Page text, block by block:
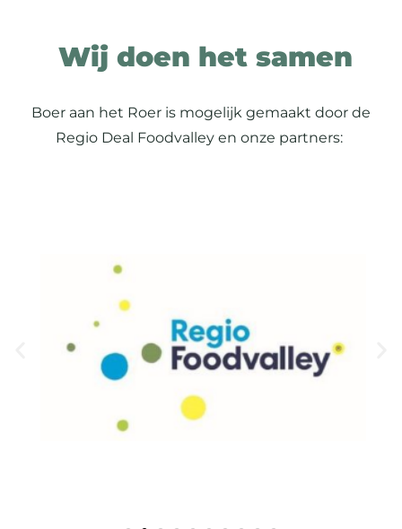
Wij doen het samen
Boer aan het Roer is mogelijk gemaakt door de
Regio Deal Foodvalley en onze partners: